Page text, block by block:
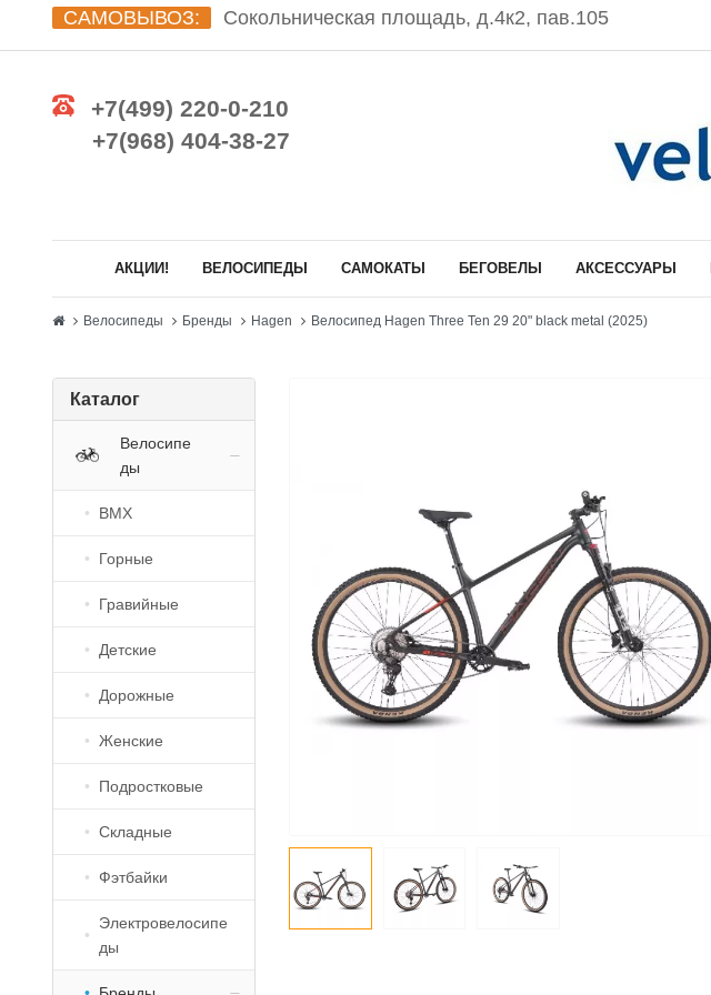
САМОВЫВОЗ: Сокольническая площадь, д.4к2, пав.105
+7(499) 220-0-210
+7(968) 404-38-27
АКЦИИ! ВЕЛОСИПЕДЫ САМОКАТЫ БЕГОВЕЛЫ АКСЕССУАРЫ
Велосипеды Бренды Hagen Велосипед Hagen Three Ten 29 20" black metal (2025)
Каталог
Велосипе
ды
BMX
Горные
Гравийные
Детские
Дорожные
Женские
Подростковые
Складные
Фэтбайки
Электровелосипе
ды